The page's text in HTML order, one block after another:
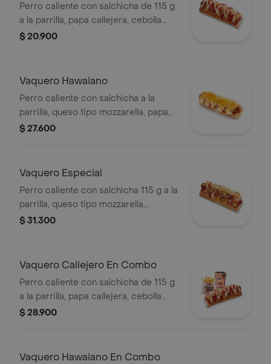
Perro caliente con salchicha de 115 g
a la parrilla, papa callejera, cebolla
picada, salsa blanca, salsa de tomate
$ 20.900
Vaquero Hawaiano
Perro caliente con salchicha a la
parrilla, queso tipo mozzarella, papa
callejera, piña, salsa blanca y salsa de
$ 27.600
Vaquero Especial
Perro caliente con salchicha 115 g a la
parrilla, queso tipo mozzarella,
tocineta picada, papa callejera,
$ 31.300
Vaquero Callejero En Combo
Perro caliente con salchicha de 115 g
a la parrilla, papa callejera, cebolla
picada, salsa blanca, salsa de tomate
PET
$ 28.900
Vaquero Hawaiano En Combo